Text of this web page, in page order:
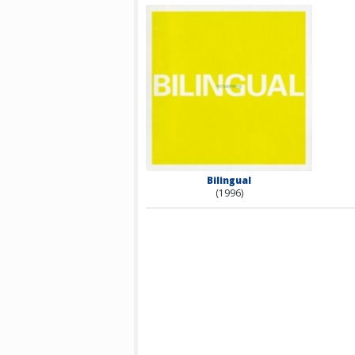
Bilingual
(1996)